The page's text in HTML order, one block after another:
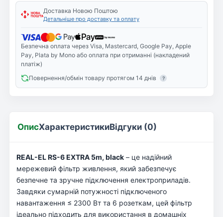
Доставка Новою Поштою
Детальніше про доставку та оплату
Безпечна оплата через Visa, Mastercard, Google Pay, Apple
Pay, Plata by Mono або оплата при отриманні (накладений
платіж)
Повернення/обмін товару протягом 14 днів
?
ОписХарактеристикиВідгуки (0)
REAL-EL RS-6 EXTRA 5m, black – це надійний
мережевий фільтр живлення, який забезпечує
безпечне та зручне підключення електроприладів.
Завдяки сумарній потужності підключеного
навантаження ≤ 2300 Вт та 6 розеткам, цей фільтр
ідеально підходить для використання в домашніх